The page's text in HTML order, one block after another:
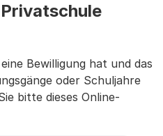
Bewilligung hat und das
oder Schuljahre
bitte dieses Online-